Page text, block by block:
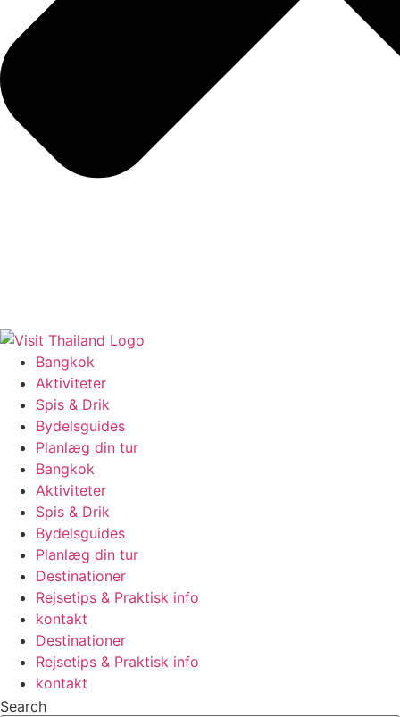
Bangkok
Aktiviteter
Spis & Drik
Bydelsguides
Planlæg din tur
Bangkok
Aktiviteter
Spis & Drik
Bydelsguides
Planlæg din tur
Destinationer
Rejsetips & Praktisk info
kontakt
Destinationer
Rejsetips & Praktisk info
kontakt
Search